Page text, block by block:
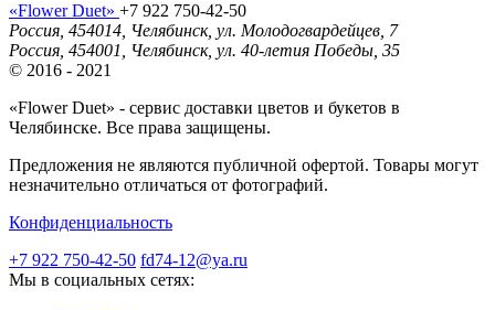
«Flower Duet» +7 922 750-42-50
Россия 454014 Челябинск, ул. Молодогвардейцев, 7
Россия 454001 Челябинск, ул. 40-летия Победы, 35
© 2016 - 2021
«Flower Duet» - сервис доставки цветов и букетов в
Челябинске. Все права защищены.
Предложения не являются публичной офертой. Товары могут
незначительно отличаться от фотографий.
Конфиденциальность
+7 922 750-42-50 fd74-12@ya.ru
Мы в социальных сетях: